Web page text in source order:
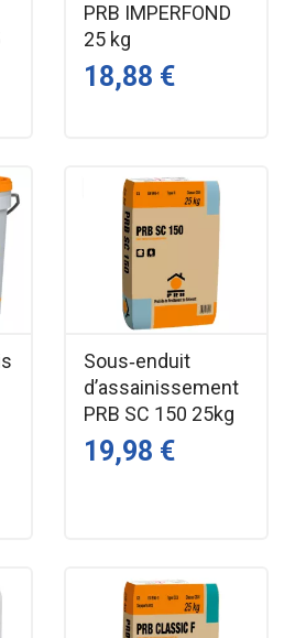
PRB IMPERFOND
25 kg
18,88 €
Sous‑enduit
d’assainissement
PRB SC 150 25kg
19,98 €